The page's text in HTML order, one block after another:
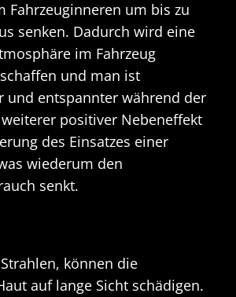
Fahrzeuginneren um bis zu
senken. Dadurch wird eine
im Fahrzeug
und man ist
und entspannter während der
positiver Nebeneffekt
des Einsatzes einer
wiederum den
senkt.
können die
auf lange Sicht schädigen.